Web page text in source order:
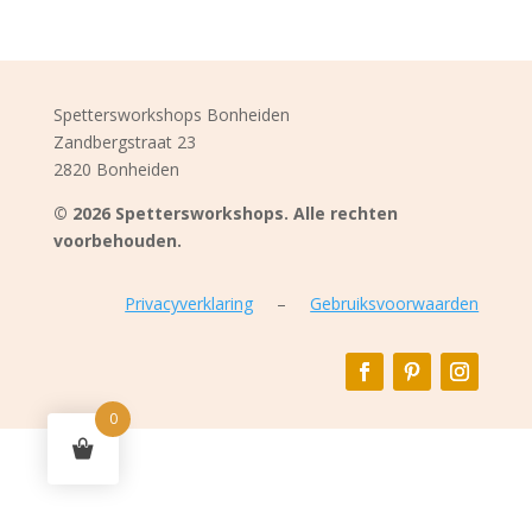
Spettersworkshops Bonheiden
Zandbergstraat 23
2820 Bonheiden
© 2026 Spettersworkshops. Alle rechten
voorbehouden.
Privacyverklaring –Gebruiksvoorwaarden
0